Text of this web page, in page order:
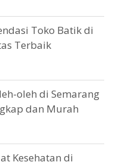
Toko Batik di
Terbaik
oleh di Semarang
dan Murah
Kesehatan di